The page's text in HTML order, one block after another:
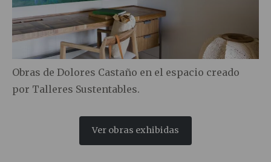
Obras de Dolores Castaño en el espacio creado
por Talleres Sustentables.
Ver obras exhibidas